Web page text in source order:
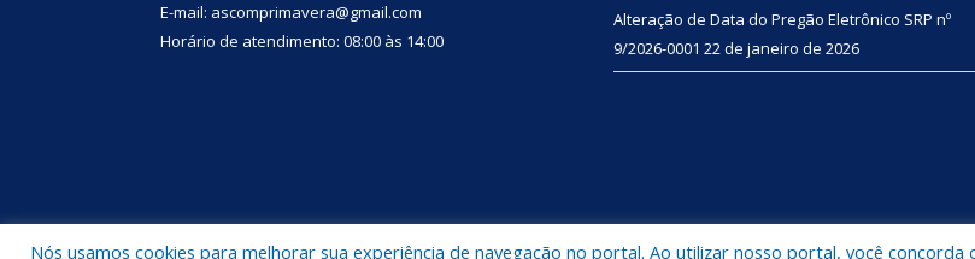
E-mail: ascomprimavera@gmail.com
Horário de atendimento: 08:00 às 14:00
Alteração de Data do Pregão Eletrônico SRP nº
9/2026-0001 22 de janeiro de 2026
Nós usamos cookies para melhorar sua experiência de navegação no portal. Ao utilizar nosso portal, você concorda